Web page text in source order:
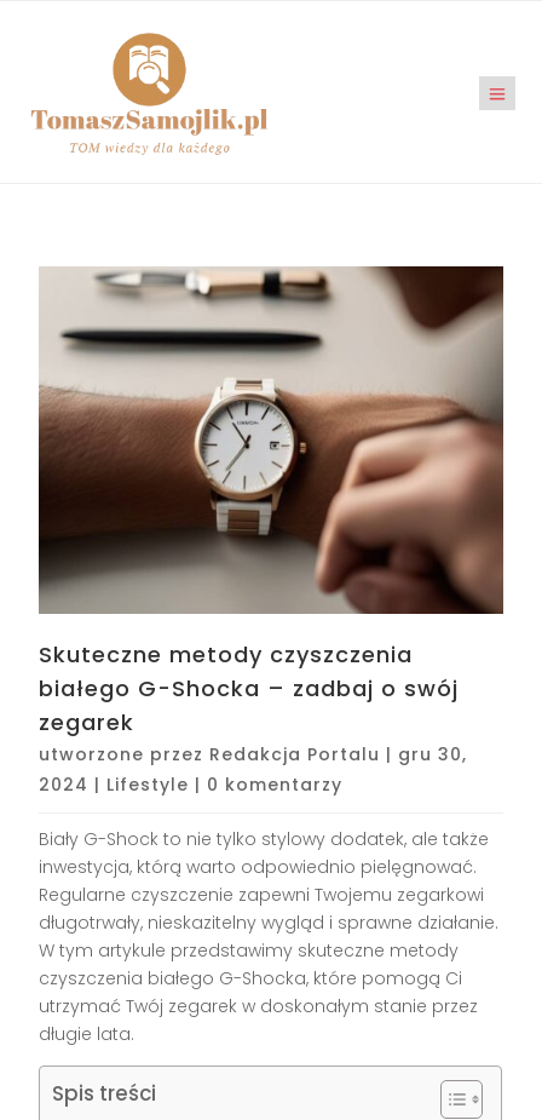
Skuteczne metody czyszczenia
białego G-Shocka – zadbaj o swój
zegarek
utworzone przez Redakcja Portalu | gru 30,
2024 | Lifestyle | 0 komentarzy
Biały G-Shock to nie tylko stylowy dodatek, ale także
inwestycja, którą warto odpowiednio pielęgnować.
Regularne czyszczenie zapewni Twojemu zegarkowi
długotrwały, nieskazitelny wygląd i sprawne działanie.
W tym artykule przedstawimy skuteczne metody
czyszczenia białego G-Shocka, które pomogą Ci
utrzymać Twój zegarek w doskonałym stanie przez
długie lata.
Spis treści